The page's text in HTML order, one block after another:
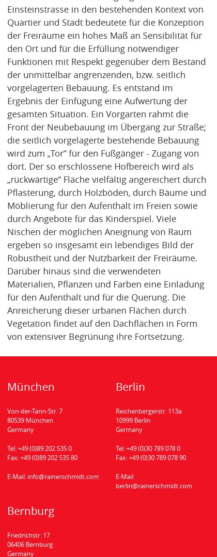
Einsteinstrasse in den bestehenden Kontext von
Quartier und Stadt bedeutete für die Konzeption
der Freiräume ein hohes Maß an Sensibilität für
den Ort und für die Erfüllung notwendiger
Funktionen mit Respekt gegenüber dem Bestand
der unmittelbar angrenzenden, bzw. seitlich
vorgelagerten Bebauung. Es entstand im
Ergebnis der Einfügung eine Aufwertung der
gesamten Situation. Ein Vorgarten rahmt die
Front der Neubebauung im Übergang zur Straße;
die seitlich vorgelagerte bestehende Bebauung
wird zum „Tor“ für den Fußgänger - Zugang von
dort. Der so erschlossene Hofbereich wird als
„rückwärtige“ Fläche vielfältig angereichert durch
Pflasterung, durch Holzböden, durch Bäume und
Möblierung für den Aufenthalt im Freien sowie
durch Angebote für das Kinderspiel. Viele
Nischen der möglichen Aneignung von Raum
ergeben so insgesamt ein lebendiges Bild der
Robustheit und der Nutzbarkeit der Freiräume.
Darüber hinaus sind die verwendeten
Materialien, Pflanzen und Farben eine Einladung
für den Aufenthalt und für die Querung. Die
Anreicherung dieser urbanen Flächen durch
Vegetation findet auf den Dachflächen in Form
von extensiver Begrünung ihre Fortsetzung.
München
Von-der-Tann-Str. 7
80539 München
Germany
Tel:+49 (0)89 202 535 0
Fax:+49 (0)89 202 535 80
E-Mail: info@rainerschmidt.com
Berlin
Reichenbergerstr. 113a
10999 Berlin
Germany
Tel:+49 (0)30 789 078 0
Fax:+49 (0)30 789 078 90
E-Mail:
berlin@rainerschmidt.com
Bernburg
Friedrichstr. 17
06406 Bernburg
Germany